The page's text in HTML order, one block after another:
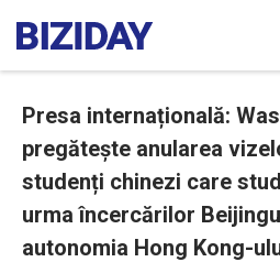
Presa internațională:
pregătește anularea
studenți chinezi care
urma încercărilor
autonomia Hong Kong-